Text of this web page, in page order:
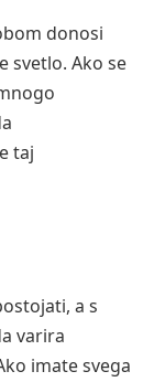
donosi
svetlo. Ako se
taj
a s
varira
imate svega